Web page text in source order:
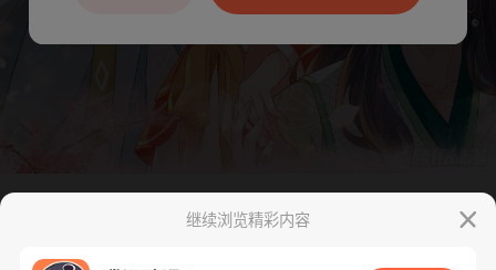
腾漫App免费看
继续浏览精彩内容